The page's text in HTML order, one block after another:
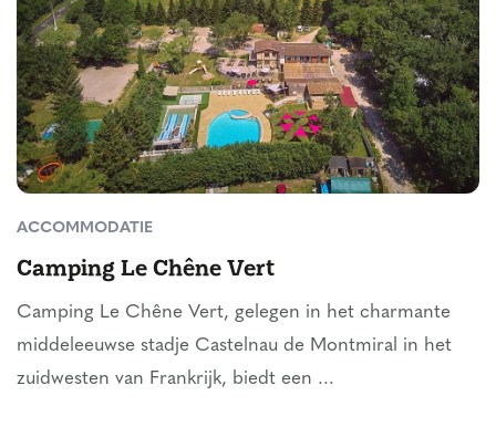
ACCOMMODATIE
Camping Le Chêne Vert
Camping Le Chêne Vert, gelegen in het charmante
middeleeuwse stadje Castelnau de Montmiral in het
zuidwesten van Frankrijk, biedt een ...